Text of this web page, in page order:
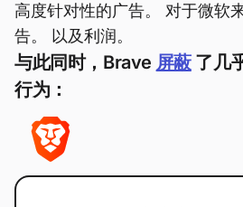
高度针对性的广告。 对于微软
告。 以及利润。
与此同时，Brave 屏蔽了几
行为：